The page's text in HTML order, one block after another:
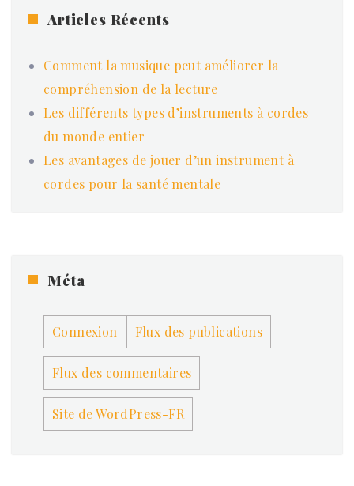
Articles Récents
Comment la musique peut améliorer la
compréhension de la lecture
Les différents types d’instruments à cordes
du monde entier
Les avantages de jouer d’un instrument à
cordes pour la santé mentale
Méta
Connexion Flux des publications
Flux des commentaires
Site de WordPress-FR